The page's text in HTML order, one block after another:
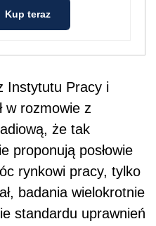
Kup teraz
Instytutu Pracy i
w rozmowie z
że tak
proponują posłowie
rynkowi pracy, tylko
badania wielokrotnie
standardu uprawnień